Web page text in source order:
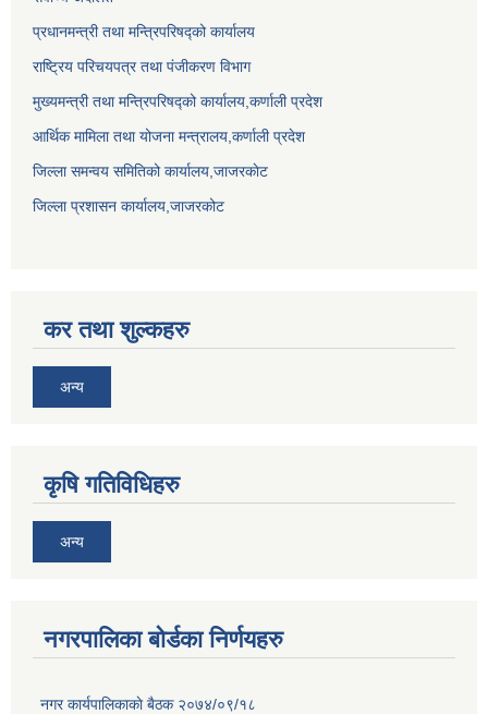
प्रधानमन्त्री तथा मन्त्रिपरिषद्को कार्यालय
राष्ट्रिय परिचयपत्र तथा पंजीकरण विभाग
मुख्यमन्त्री तथा मन्त्रिपरिषद्को कार्यालय,कर्णाली प्रदेश
आर्थिक मामिला तथा योजना मन्त्रालय,कर्णाली प्रदेश
जिल्ला समन्वय समितिको कार्यालय,जाजरकाेट
जिल्ला प्रशासन कार्यालय,जाजरकोट
कर तथा शुल्कहरु
अन्य
कृषि गतिविधिहरु
अन्य
नगरपालिका बोर्डका निर्णयहरु
नगर कार्यपालिकाकाे बैठक २०७४/०९/१८